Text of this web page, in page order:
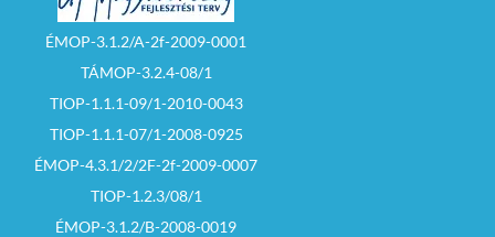
ÉMOP-3.1.2/A-2f-2009-0001
TÁMOP-3.2.4-08/1
TIOP-1.1.1-09/1-2010-0043
TIOP-1.1.1-07/1-2008-0925
ÉMOP-4.3.1/2/2F-2f-2009-0007
TIOP-1.2.3/08/1
ÉMOP-3.1.2/B-2008-0019